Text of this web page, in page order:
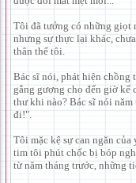
Tôi đã tưởng có những giọt
nhưng sự thực lại khác,
thân thể tôi.
Bác sĩ nói, phát hiện chồng
gắng gượng cho đến giờ
thư khi nào? Bác sĩ nói
đi!".
Tôi mặc kệ sự can ngăn
tim tôi phút chốc bị bóp
từ năm tháng trước, những